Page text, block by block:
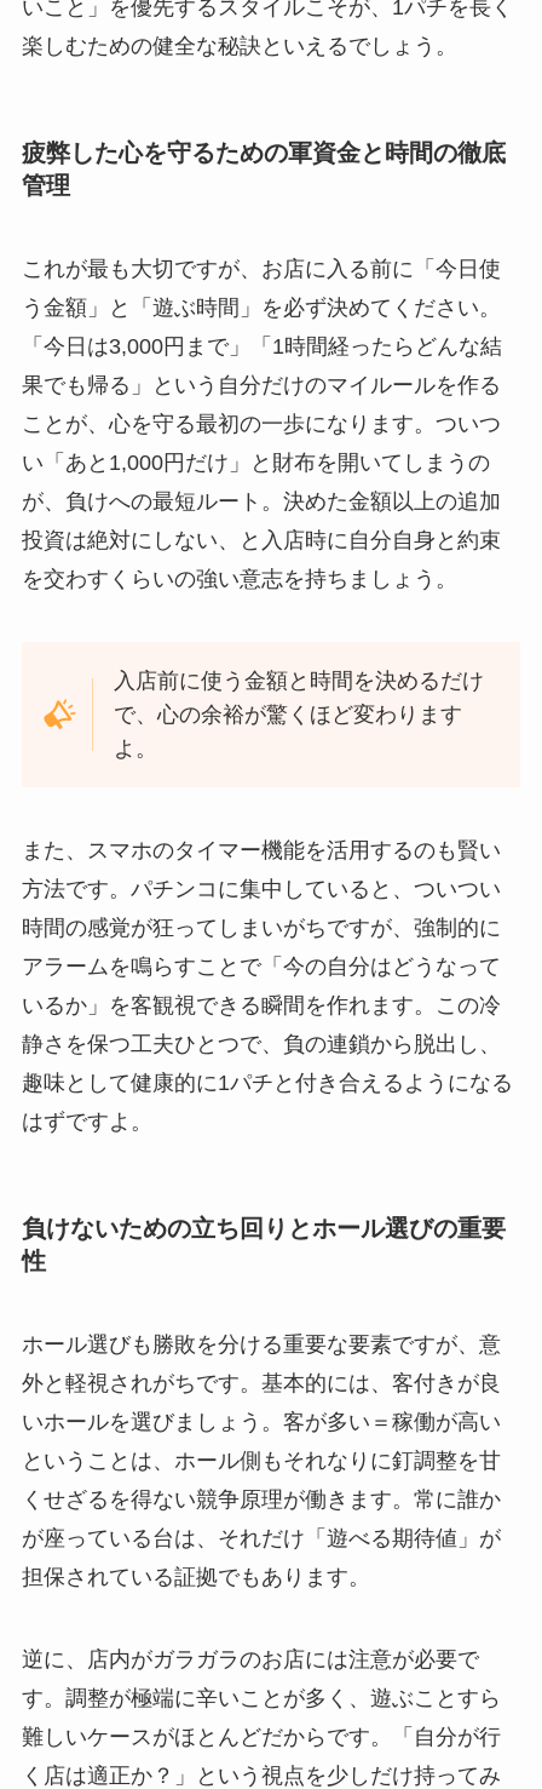
いこと」を優先するスタイルこそが、1パチを長く
楽しむための健全な秘訣といえるでしょう。
疲弊した心を守るための軍資金と時間の徹底
管理
これが最も大切ですが、お店に入る前に「今日使
う金額」と「遊ぶ時間」を必ず決めてください。
「今日は3,000円まで」「1時間経ったらどんな結
果でも帰る」という自分だけのマイルールを作る
ことが、心を守る最初の一歩になります。ついつ
い「あと1,000円だけ」と財布を開いてしまうの
が、負けへの最短ルート。決めた金額以上の追加
投資は絶対にしない、と入店時に自分自身と約束
を交わすくらいの強い意志を持ちましょう。
入店前に使う金額と時間を決めるだけ
で、心の余裕が驚くほど変わります
よ。
また、スマホのタイマー機能を活用するのも賢い
方法です。パチンコに集中していると、ついつい
時間の感覚が狂ってしまいがちですが、強制的に
アラームを鳴らすことで「今の自分はどうなって
いるか」を客観視できる瞬間を作れます。この冷
静さを保つ工夫ひとつで、負の連鎖から脱出し、
趣味として健康的に1パチと付き合えるようになる
はずですよ。
負けないための立ち回りとホール選びの重要
性
ホール選びも勝敗を分ける重要な要素ですが、意
外と軽視されがちです。基本的には、客付きが良
いホールを選びましょう。客が多い＝稼働が高い
ということは、ホール側もそれなりに釘調整を甘
くせざるを得ない競争原理が働きます。常に誰か
が座っている台は、それだけ「遊べる期待値」が
担保されている証拠でもあります。
逆に、店内がガラガラのお店には注意が必要で
す。調整が極端に辛いことが多く、遊ぶことすら
難しいケースがほとんどだからです。「自分が行
く店は適正か？」という視点を少しだけ持ってみ